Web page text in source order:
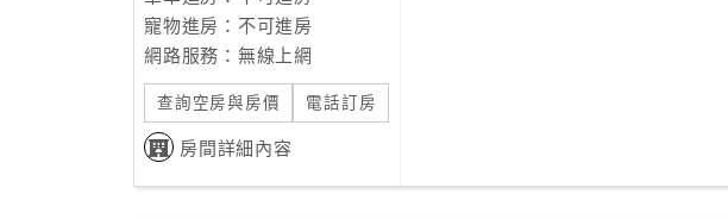
寵物進房：不可進房
網路服務：無線上網
查詢空房與房價 電話訂房
房間詳細內容